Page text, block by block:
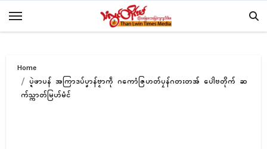
Home
ပ္ဍဲဖာပန် အကြာဒပ်ပၞာန်ဗၟာကဵု ဂကောံဇြဟတ်ပၠန်ဂတးတအ် ပေါဲဗတိုက် ဆ
က်သ္ကာတ်မြဟ်မံၚ်